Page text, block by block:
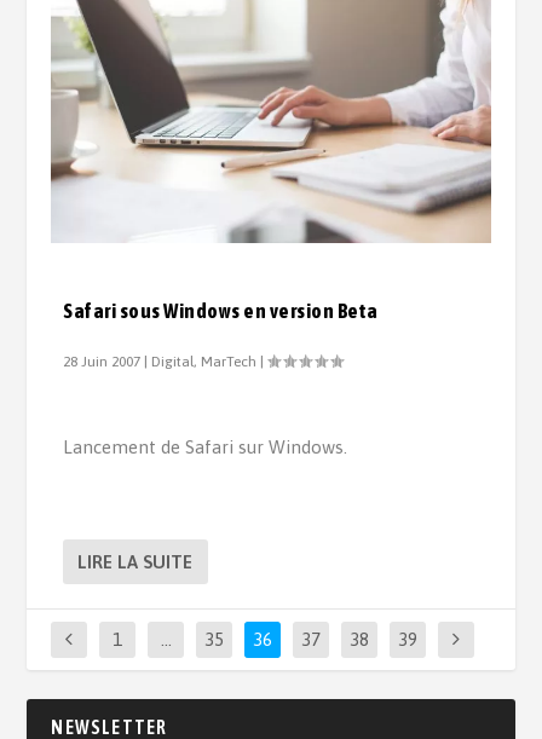
Safari sous Windows en version Beta
28 Juin 2007 | Digital, MarTech |
Lancement de Safari sur Windows.
LIRE LA SUITE
1 35 36 37 38 39
NEWSLETTER